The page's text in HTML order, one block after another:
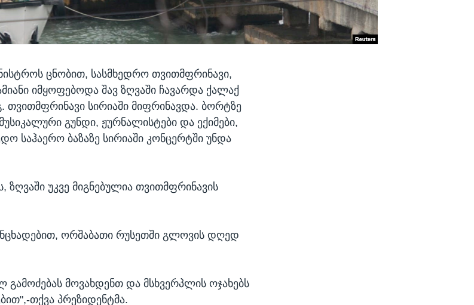
ცნობით, სასმხედრო თვითმფრინავი,
იმყოფებოდა შავ ზღვაში ჩავარდა ქალაქ
თვითმფრინავი სირიაში მიფრინავდა. ბორტზე
გუნდი, ჟურნალისტები და ექიმები,
საჰაერო ბაზაზე სირიაში კონცერტში უნდა
უკვე მიგნებულია თვითმფრინავის
ორშაბათი რუსეთში გლოვის დღედ
მოვახდენთ და მსხვერპლის ოჯახებს
თქვა პრეზიდენტმა.